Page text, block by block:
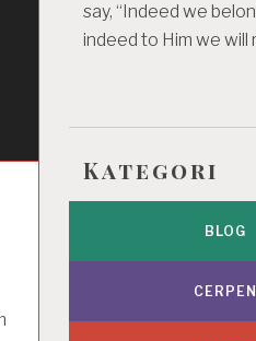
say, “Indeed we
indeed to Him we will
Kategori
BLOG
CERPEN